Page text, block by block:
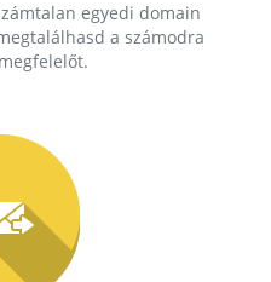
egyedi domain
a számodra